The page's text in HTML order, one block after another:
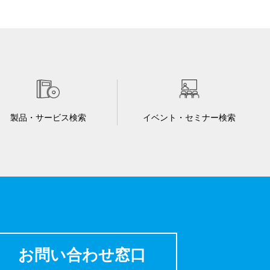
製品・サービス検索 イベント・セミナー検索
お問い合わせ窓口